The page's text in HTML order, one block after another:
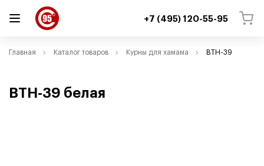
+7 (495) 120-55-95
Главная Каталог товаров Курны для хамама ВТН-39
ВТН-39 белая
ВЕРНУТЬСЯ
ВЕРНУТЬСЯ